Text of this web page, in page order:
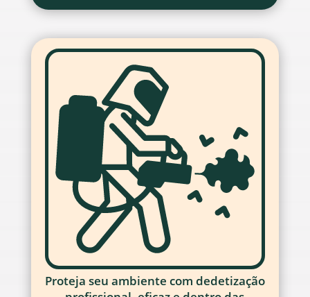
Proteja seu ambiente com dedetização